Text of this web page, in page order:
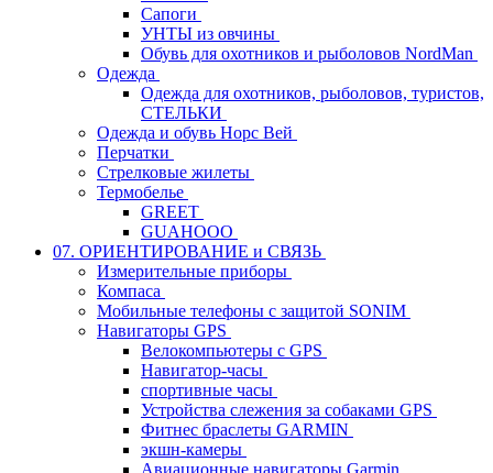
Сапоги
УНТЫ из овчины
Обувь для охотников и рыболовов NordMan
Одежда
Одежда для охотников, рыболовов, туристов,
СТЕЛЬКИ
Одежда и обувь Норс Вей
Перчатки
Стрелковые жилеты
Термобелье
GREET
GUAHOOO
07. ОРИЕНТИРОВАНИЕ и СВЯЗЬ
Измерительные приборы
Компаса
Мобильные телефоны с защитой SONIM
Навигаторы GPS
Велокомпьютеры с GPS
Навигатор-часы
спортивные часы
Устройства слежения за собаками GPS
Фитнес браслеты GARMIN
экшн-камеры
Авиационные навигаторы Garmin